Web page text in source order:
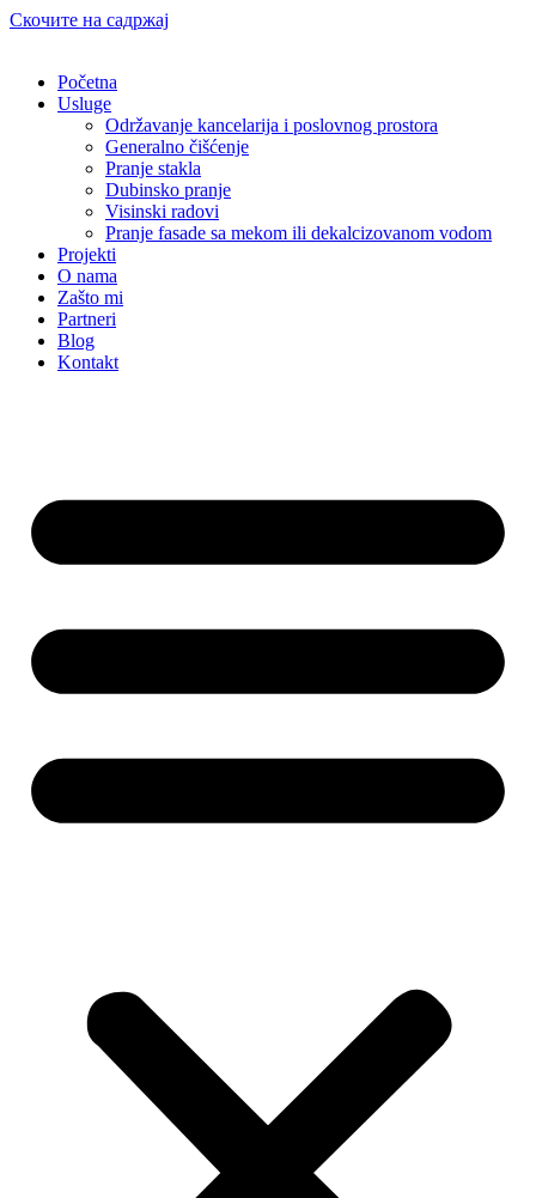
Скочите на садржај
Početna
Usluge
Održavanje kancelarija i poslovnog prostora
Generalno čišćenje
Pranje stakla
Dubinsko pranje
Visinski radovi
Pranje fasade sa mekom ili dekalcizovanom vodom
Projekti
O nama
Zašto mi
Partneri
Blog
Kontakt